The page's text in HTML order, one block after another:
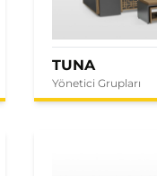
TUNA
Yönetici Grupları